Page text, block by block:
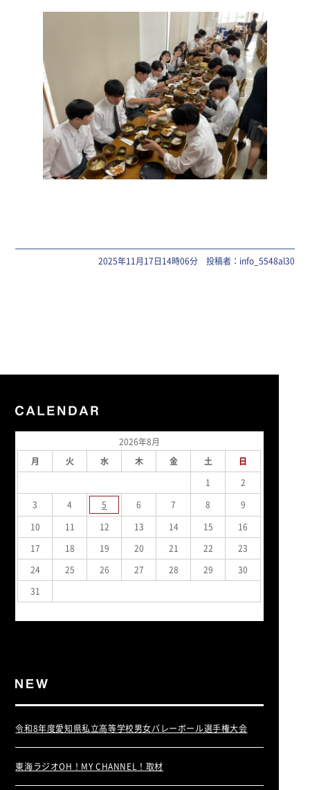
2025年11月17日14時06分 投稿者：info_5548al30
2026年8月
月
火 水 木 金 土
日
1
2
3
4 5 6 7 8
9
10
11 12 13 14 15
16
17
18 19 20 21 22
23
24
25 26 27 28 29
30
31
令和8年度愛知県私立高等学校男女バレーボール選手権大会
東海ラジオOH！MY CHANNEL！取材